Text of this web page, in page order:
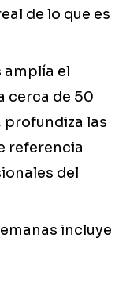
de lo que es
amplía el
cerca de 50
profundiza las
referencia
del
incluye